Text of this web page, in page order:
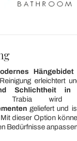
Hängebidet.
erleichtert
Schlichtheit in
wird
geliefert und
dieser Option
Bedürfnisse